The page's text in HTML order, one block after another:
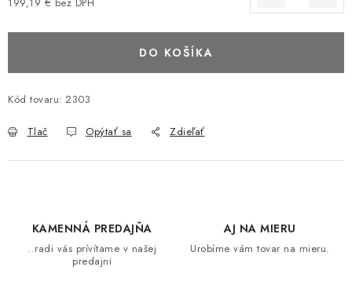
LAMELOVÉ ROŠTY DO POSTELE
KNIŽNICE A REGÁLY
KVETINÁČE
DO KOŠÍKA
Kód tovaru: 2303
Tlač Opýtať sa Zdieľať
KAMENNÁ PREDAJŇA
..radi vás prívítame v našej
predajni
AJ NA MIERU
Urobíme vám tovar na mieru.